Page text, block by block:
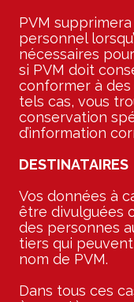
PVM
personnel
nécessaires
si PVM doit
conformer à
tels cas, vous
conservation
d’information
DESTINATAIRES
Vos données à
être divulguées
des personnes
tiers qui
nom de PVM.
Dans tous ces